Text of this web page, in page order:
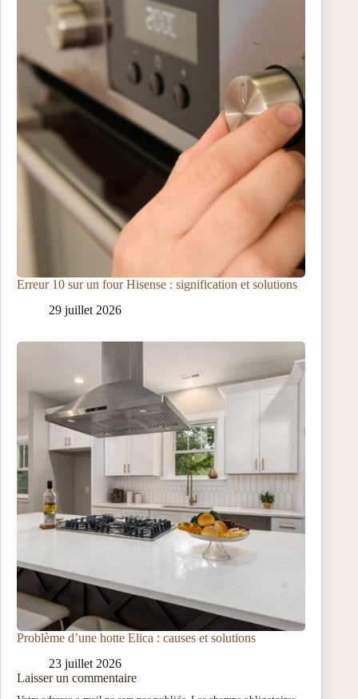
Erreur 10 sur un four Hisense : signification et solutions
29 juillet 2026
Problème d’une hotte Elica : causes et solutions
23 juillet 2026
Laisser un commentaire